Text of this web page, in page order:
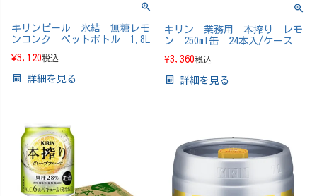
キリンビール 氷結 無糖レモ
ンコンク ペットボトル 1.8L
¥3,120税込
詳細を見る
キリン 業務用 本搾り レモ
ン 250ml缶 24本入/ケース
¥3,360税込
詳細を見る